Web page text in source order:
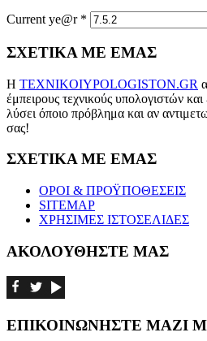
Current ye@r *
ΣΧΕΤΙΚΑ ΜΕ ΕΜΑΣ
Η TEXNIKOIYPOLOGISTON.GR
έμπειρους τεχνικούς υπολογιστών
λύσει όποιο πρόβλημα και αν
σας!
ΣΧΕΤΙΚΑ ΜΕ ΕΜΑΣ
ΟΡΟΙ & ΠΡΟΫΠΟΘΕΣΕΙΣ
SITEMAP
ΧΡΗΣΙΜΕΣ ΙΣΤΟΣΕΛΙΔΕΣ
ΑΚΟΛΟΥΘΗΣΤΕ ΜΑΣ
ΕΠΙΚΟΙΝΩΝΗΣΤΕ ΜΑΖΙ